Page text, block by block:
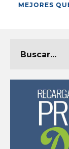
MEJORES QUE